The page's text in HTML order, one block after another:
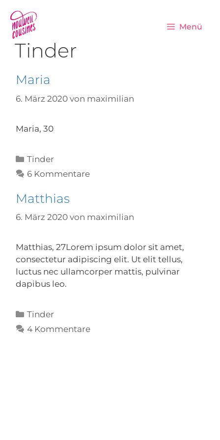
Zum
Inhalt
springen
Menü
Tinder
Maria
6. März 2020 von maximilian
Maria, 30
Kategorien
Tinder
6 Kommentare
Matthias
6. März 2020 von maximilian
Matthias, 27Lorem ipsum dolor sit amet,
consectetur adipiscing elit. Ut elit tellus,
luctus nec ullamcorper mattis, pulvinar
dapibus leo.
Kategorien
Tinder
4 Kommentare